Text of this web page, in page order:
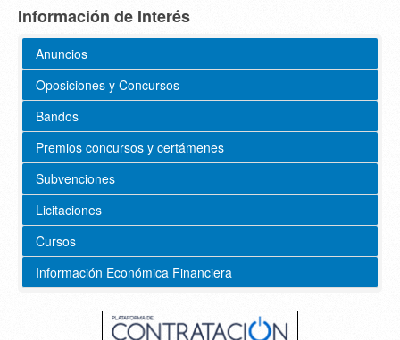
Información de Interés
Anuncios
Oposiciones y Concursos
Bandos
Premios concursos y certámenes
Subvenciones
Licitaciones
Cursos
Información Económica Financiera